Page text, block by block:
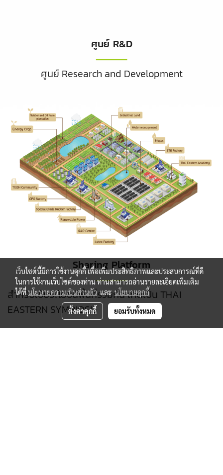
ศูนย์ R&D
ศูนย์ Research and Development
Sharing Platform
สำหรับใช้ประโยชน์พื้นที่ร่วมกัน เกิดเป็น THAI
EASTERN SYMBIOSIS
เว็บไซต์นี้มีการใช้งานคุกกี้ เพื่อเพิ่มประสิทธิภาพและประสบการณ์ที่ดี
ในการใช้งานเว็บไซต์ของท่าน ท่านสามารถอ่านรายละเอียดเพิ่มเติม
ได้ที่นโยบายความเป็นส่วนตัวและนโยบายคุกกี้
ตั้งค่าคุกกี้ ยอมรับทั้งหมด